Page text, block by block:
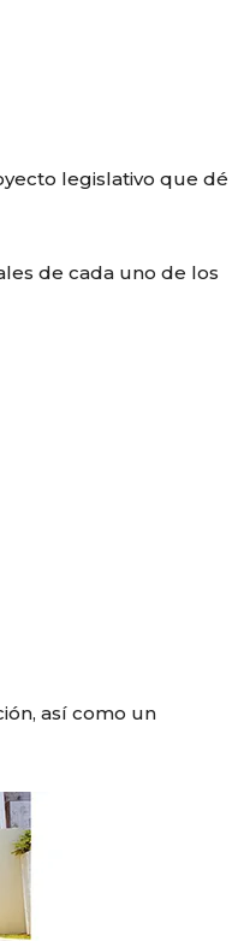
legislativo que dé
de cada uno de los
así como un